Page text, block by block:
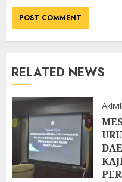
RELATED NEWS
Aktiviti